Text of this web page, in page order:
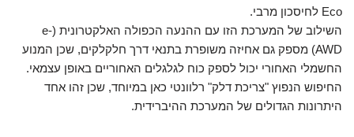
Eco לחיסכון מרבי.
השילוב של המערכת הזו עם ההנעה הכפולה האלקטרונית (e-
AWD) מספק גם אחיזה משופרת בתנאי דרך חלקלקים, שכן המנוע
החשמלי האחורי יכול לספק כוח לגלגלים האחוריים באופן עצמאי.
החיפוש הנפוץ "צריכת דלק" רלוונטי כאן במיוחד, שכן זהו אחד
היתרונות הגדולים של המערכת ההיברידית.